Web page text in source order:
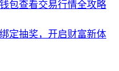
包查看交易行情全攻略
定抽奖，开启财富新体